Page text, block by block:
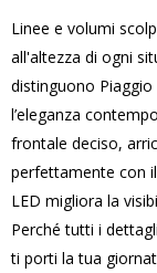
Linee e volumi
all'altezza di ogni
distinguono Piaggio
l’eleganza
frontale deciso,
perfettamente con
LED migliora la
Perché tutti i
ti porti la tua